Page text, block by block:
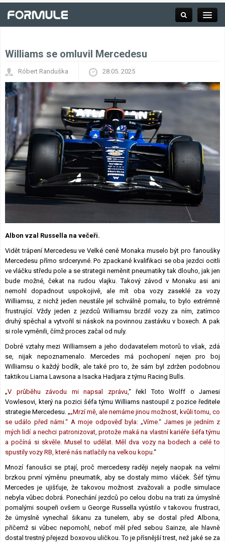
Závodní série
Výsledky F1
Týmy a jezdci F1
Okruhy F1
Williams se omluvil Mercedesu
Róbert Randuška 28.05. 2025
Albon vzal Russella na večeři.
Vidět trápení Mercedesu ve Velké ceně Monaka muselo být pro fanoušky
Mercedesu přímo srdceryvné. Po zpackané kvalifikaci se oba jezdci ocitli
ve vláčku středu pole a se strategii neměnit pneumatiky tak dlouho, jak jen
bude možné, čekat na rudou vlajku. Takový závod v Monaku asi ani
nemohl dopadnout uspokojivě, ale mít oba vozy zaseklé za vozy
Williamsu, z nichž jeden neustále jel schválně pomalu, to bylo extrémně
frustrující. Vždy jeden z jezdců Williamsu brzdil vozy za ním, zatímco
druhý spěchal a vytvořil si náskok na povinnou zastávku v boxech. A pak
si role vyměnili, čímž proces začal od nuly.
Dobré vztahy mezi Williamsem a jeho dodavatelem motorů to však, zdá
se, nijak nepoznamenalo. Mercedes má pochopení nejen pro boj
Williamsu o každý bodík, ale také pro to, že sám byl zdržen podobnou
taktikou Liama ​​Lawsona a Isacka Hadjara z týmu Racing Bulls.
„V průběhu závodu mi napsal zprávu ,“ řekl Toto Wolff o Jamesi
Vowlesovi, který na pozici šéfa týmu Williams nastoupil z pozice ředitele
strategie Mercedesu. „„Mrzí mě, ale nemáme jinou možnost, kvůli tomu, co
se událo před námi.“ A moje odpověď byla: „Víme.“ James je jedním z
mých lidí a nechci patronizovat, protože maká na vlastní kariéře šéfa týmu
a počíná si skvěle. Musel to udělat. Měl dva vozy na bodech a celé to
spustily vozy RB, které nás natlačily na velkou kopu. “
Mnozí fanoušci se ptají, proč mercedesy raději nejely naopak na velmi
brzkou první výměnu pneumatik, aby se dostaly mimo vláček. Šéf týmu
Mercedes je ujišťuje, že takovou možnost zvažovali a podle simulace
nebyla vůbec dobrá. Ponechání jezdců po celou dobu na trati za úmyslně
pomalými soupeři ovšem u George Russella vyústilo v takovou frustraci,
že úmyslně vynechal šikanu za tunelem, aby se dostal před Albona,
přičemž si vůbec nepomohl, neboť měl před sebou Sainze, ale hlavně
dostal trestný přejezd boxovou uličkou. To je přísnější trest, než jaké se za